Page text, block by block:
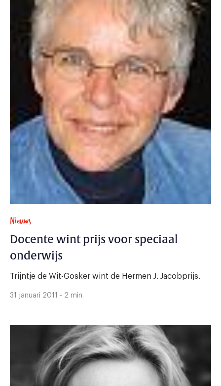
Nieuws
Docente wint prijs voor speciaal
onderwijs
Trijntje de Wit-Gosker wint de Hermen J. Jacobprijs.
31 januari 2011 - 2 min.